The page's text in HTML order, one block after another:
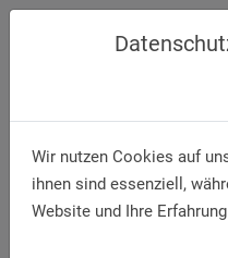
Wir nutzen Cookies auf
ihnen sind essenziell,
Website und Ihre